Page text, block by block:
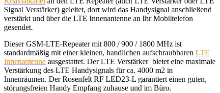
Signal Verstärker) geleitet, dort wird das Handysignal anschließend
verstärkt und über die LTE Innenantenne an Ihr Mobiltelefon
gesendet.
Dieser GSM-LTE-Repeater mit 800 / 900 / 1800 MHz ist
standardmäßig mit einer kleinen, handlichen aufschraubbaren LTE
Innenantenne ausgestattet. Der LTE Verstärker bietet eine maximale
Verstärkung des LTE Handysignals für ca. 4000 m2 in
Innenräumen. Der Rosenfelt RF LED23-L garantiert einen guten,
störungsfreien Handy Empfang zuhause und im Büro.